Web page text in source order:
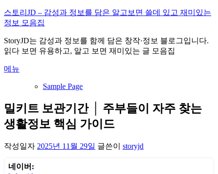
내
용
로
바
가
스토리JD – 감성과 정보를 담은 알고보면 쓸데 있고 재미있는
정보 모음집
StoryJD는 감성과 정보를 함께 담은 창작·정보 블로그입니다.
읽다 보면 유용하고, 알고 보면 재미있는 글 모음집
메뉴
Sample Page
밀키트 보관기간 │ 주부들이 자주 찾는
생활정보 핵심 가이드
작성일자 2025년 11월 29일 글쓴이 storyjd
네이버: